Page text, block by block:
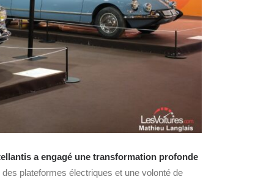
a engagé une transformation profonde
plateformes électriques et une volonté de